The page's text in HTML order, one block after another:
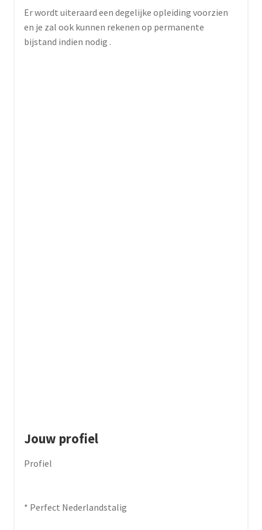
Er wordt uiteraard een degelijke opleiding voorzien
en je zal ook kunnen rekenen op permanente
bijstand indien nodig .
Jouw profiel
Profiel
* Perfect Nederlandstalig